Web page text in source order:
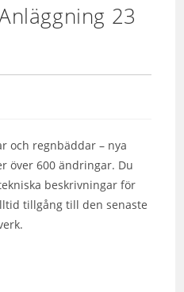
23
och regnbäddar – nya
över 600 ändringar. Du
beskrivningar för
tillgång till den senaste